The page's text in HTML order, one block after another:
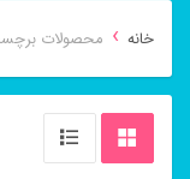
خانه › محصولات